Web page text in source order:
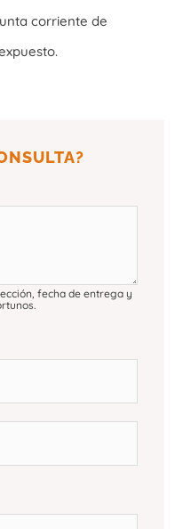
corriente de
fecha de entrega y